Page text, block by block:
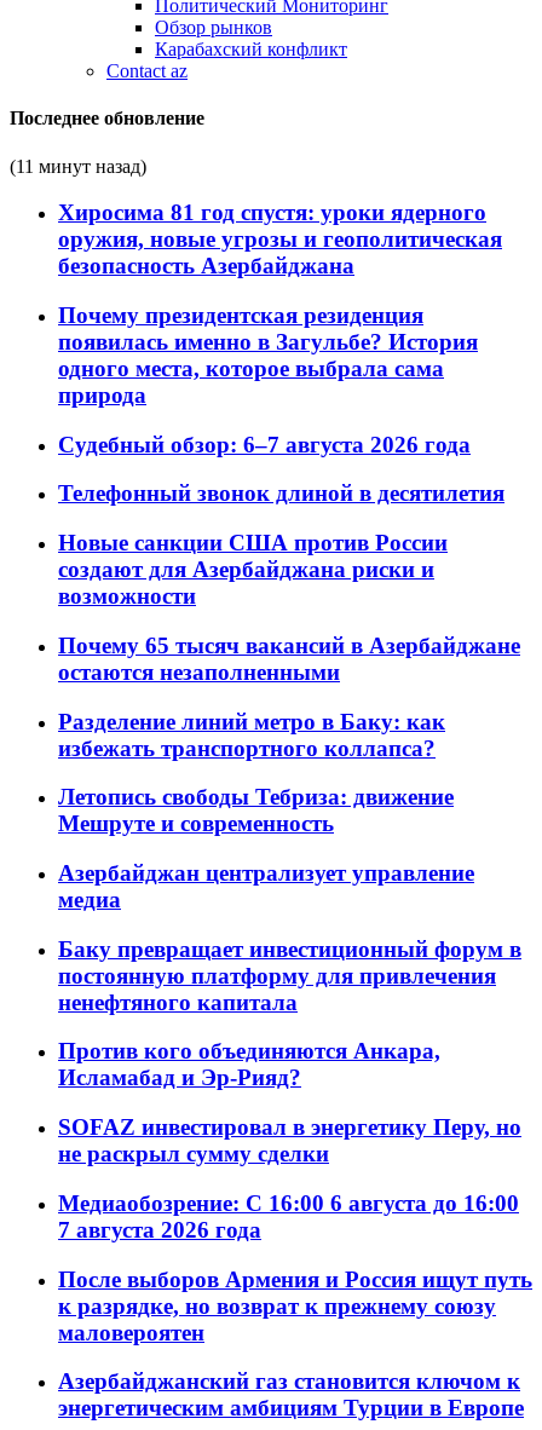
Политический Мониторинг
Обзор рынков
Карабахский конфликт
Contact az
Последнее обновление
(11 минут назад)
Хиросима 81 год спустя: уроки ядерного
оружия, новые угрозы и геополитическая
безопасность Азербайджана
Почему президентская резиденция
появилась именно в Загульбе? История
одного места, которое выбрала сама
природа
Судебный обзор: 6–7 августа 2026 года
Телефонный звонок длиной в десятилетия
Новые санкции США против России
создают для Азербайджана риски и
возможности
Почему 65 тысяч вакансий в Азербайджане
остаются незаполненными
Разделение линий метро в Баку: как
избежать транспортного коллапса?
Летопись свободы Тебриза: движение
Мешруте и современность
Азербайджан централизует управление
медиа
Баку превращает инвестиционный форум в
постоянную платформу для привлечения
ненефтяного капитала
Против кого объединяются Анкара,
Исламабад и Эр-Рияд?
SOFAZ инвестировал в энергетику Перу, но
не раскрыл сумму сделки
Медиаобозрение: С 16:00 6 августа до 16:00
7 августа 2026 года
После выборов Армения и Россия ищут путь
к разрядке, но возврат к прежнему союзу
маловероятен
Азербайджанский газ становится ключом к
энергетическим амбициям Турции в Европе